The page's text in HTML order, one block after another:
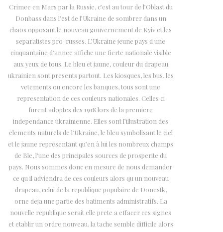
Crimee en Mars par la Russie, c’est au tour de l’Oblast du
Donbass dans l’est de l’Ukraine de sombrer dans un
chaos opposant le nouveau gouvernement de Kyiv et les
separatistes pro-russes. L’Ukraine jeune pays d une
cinquantaine d’annee affiche une fierte nationale visible
aux yeux de tous. Le bleu et jaune, couleur du drapeau
ukrainien sont presents partout. Les kiosques, les bus, les
vetements ou encore les banques, tous sont une
representation de ces couleurs nationales. Celles ci
furent adoptes des 1918 lors de la premiere
independance ukrainienne. Elles sont l’illustration des
elements naturels de l’Ukraine, le bleu symbolisant le ciel
et le jaune representant qu’en à lui les nombreux champs
de Ble, l’une des principales sources de prosperite du
pays. Nous sommes donc en mesure de nous demander
ce qu il adviendra de ces couleurs alors qu un nouveau
drapeau, celui de la republique populaire de Donestk,
orne deja une partie des batiments administratifs. La
nouvelle republique serait elle prete a effacer ces signes
et etablir un ordre nouveau. la tache semble difficile alors